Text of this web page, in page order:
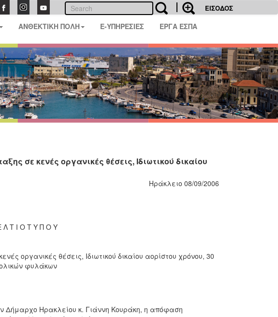
ΕΙΣΟΔΟΣ
ΑΝΘΕΚΤΙΚΗ ΠΟΛΗ E-ΥΠΗΡΕΣΙΕΣ ΕΡΓΑ ΕΣΠΑ
σε κενές οργανικές θέσεις, Ιδιωτικού δικαίου
Ηράκλειο 08/09/2006
Λ Τ Ι Ο Τ Υ Π Ο Υ
οργανικές θέσεις, Ιδιωτικού δικαίου αορίστου χρόνου, 30
φυλάκων
Ηρακλείου κ. Γιάννη Κουράκη, η απόφαση